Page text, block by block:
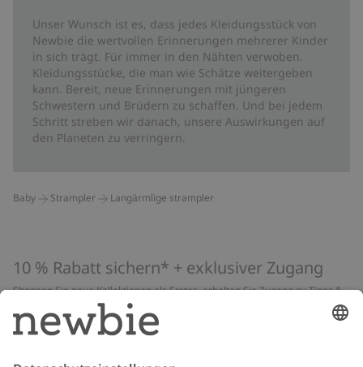
Unser Wunsch ist es, dass jedes Kleidungsstück von
Newbie die wertvollen Erinnerungen mehrerer Kinder
in sich trägt. Für immer in den Nähten verwoben.
Kleidungsstücke, die man wie Schätze weitergeben
kann. Bereit, neue Erinnerungen mit jüngeren
Schwestern und Brüdern zu schaffen. Und bei jedem
Schritt streben wir danach, unsere Auswirkungen auf
den Planeten zu verringern.
Baby Strampler Langärmlige strampler
10 % Rabatt sichern* + exklusiver Zugang
Shoppen Sie neue Kollektionen als Erstes, erhalten Sie Zugang zu Tipps &
Guides und profitieren Sie von exklusiven Angeboten
*Gilt nur für deine erste Bestellung und ist nicht mit anderen Rabatten
oder Angeboten kombinierbar. Gilt nicht für limitierte Artikel. Lies unsere